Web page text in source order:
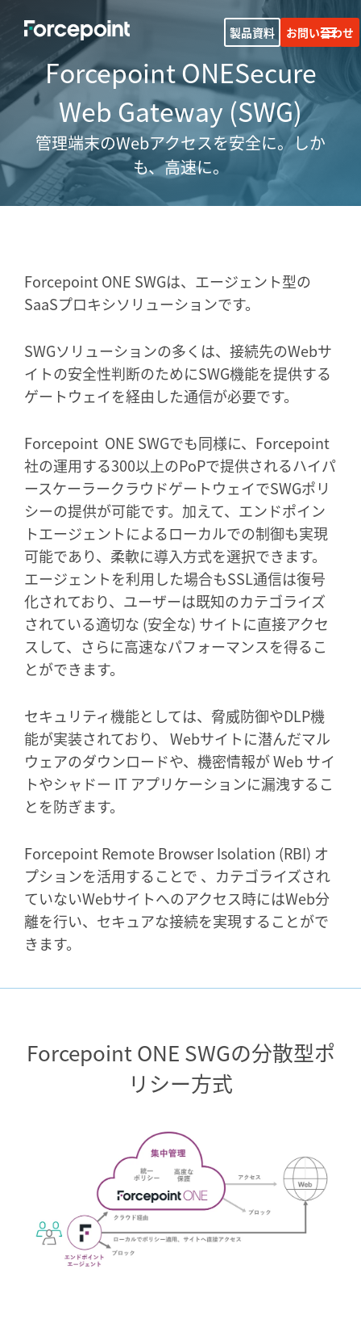
製品資料 お問い合わせ
Forcepoint ONESecure
Web Gateway (SWG)
管理端末のWebアクセスを安全に。しか
も、高速に。
Forcepoint ONE SWGは、エージェント型の
SaaSプロキシソリューションです。
SWGソリューションの多くは、接続先のWebサ
イトの安全性判断のためにSWG機能を提供する
ゲートウェイを経由した通信が必要です。
Forcepoint ONE SWGでも同様に、Forcepoint
社の運用する300以上のPoPで提供されるハイパ
ースケーラークラウドゲートウェイでSWGポリ
シーの提供が可能です。加えて、エンドポイン
トエージェントによるローカルでの制御も実現
可能であり、柔軟に導入方式を選択できます。
エージェントを利用した場合もSSL通信は復号
化されており、ユーザーは既知のカテゴライズ
されている適切な (安全な) サイトに直接アクセ
スして、さらに高速なパフォーマンスを得るこ
とができます。
セキュリティ機能としては、脅威防御やDLP機
能が実装されており、 Webサイトに潜んだマル
ウェアのダウンロードや、機密情報が Web サイ
トやシャドー IT アプリケーションに漏洩するこ
とを防ぎます。
Forcepoint Remote Browser Isolation (RBI) オ
プションを活用することで 、カテゴライズされ
ていないWebサイトへのアクセス時にはWeb分
離を行い、セキュアな接続を実現することがで
きます。
Forcepoint ONE SWGの分散型ポ
リシー方式